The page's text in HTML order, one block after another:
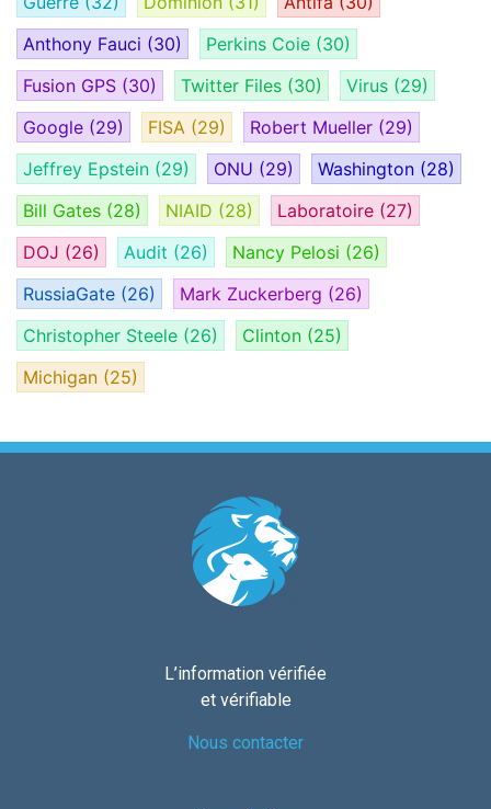
Anthony Fauci (30) Perkins Coie (30)
Fusion GPS (30) Twitter Files (30) Virus (29)
Google (29) FISA (29) Robert Mueller (29)
Jeffrey Epstein (29) ONU (29) Washington (28)
Bill Gates (28) NIAID (28) Laboratoire (27)
DOJ (26) Audit (26) Nancy Pelosi (26)
RussiaGate (26) Mark Zuckerberg (26)
Christopher Steele (26) Clinton (25)
Michigan (25)
L’information vérifiée
et vérifiable
Nous contacter